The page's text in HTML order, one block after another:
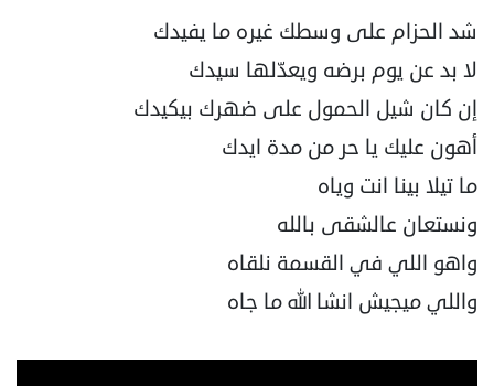
شد الحزام على وسطك غيره ما يفيدك
لا بد عن يوم برضه ويعدّلها سيدك
إن كان شيل الحمول على ضهرك بيكيدك
أهون عليك يا حر من مدة ايدك
ما تيلا بينا انت وياه
ونستعان عالشقى بالله
واهو اللي في القسمة نلقاه
واللي ميجيش انشا الله ما جاه